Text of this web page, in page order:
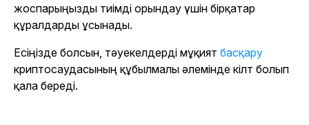
жоспарыңызды тиімді орындау үшін бірқатар
құралдарды ұсынады.
Есіңізде болсын, тәуекелдерді мұқият басқару
криптосаудасының құбылмалы әлемінде кілт болып
қала береді.